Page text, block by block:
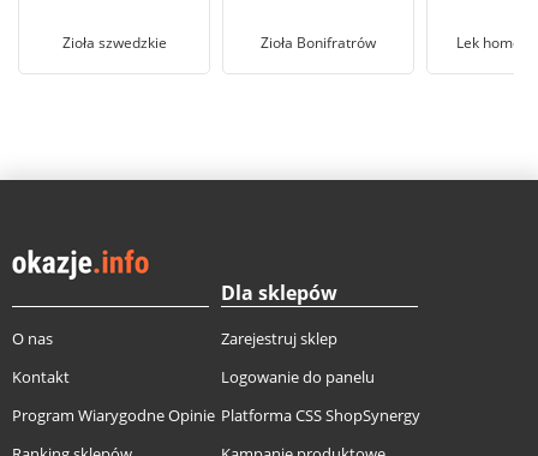
Zioła szwedzkie Zioła Bonifratrów Lek
O nas
Kontakt
Program Wiarygodne Opinie
Dla sklepów
Zarejestruj sklep
Logowanie do panelu
Platforma CSS ShopSynergy